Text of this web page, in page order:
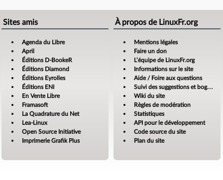
Sites amis
Agenda du Libre
April
Éditions D-BookeR
Éditions Diamond
Éditions Eyrolles
Éditions ENI
En Vente Libre
Framasoft
La Quadrature du Net
Lea-Linux
Open Source Initiative
Imprimerie Grafik Plus
À propos de LinuxFr.org
Mentions légales
Faire un don
L’équipe de LinuxFr.org
Informations sur le site
Aide / Foire aux questions
Suivi des suggestions et bogues
Wiki du site
Règles de modération
Statistiques
API pour le développement
Code source du site
Plan du site